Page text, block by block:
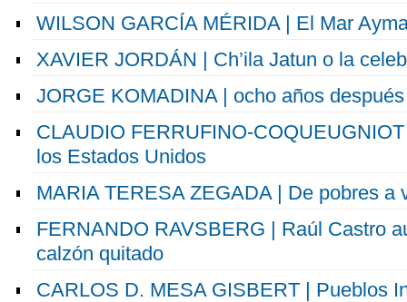
WILSON GARCÍA MÉRIDA | El Mar
XAVIER JORDÁN | Ch’ila Jatun o la
JORGE KOMADINA | ocho años después
CLAUDIO FERRUFINO-
los Estados Unidos
MARIA TERESA ZEGADA | De pobres a
FERNANDO RAVSBERG | Raúl Castro
calzón quitado
CARLOS D. MESA GISBERT | Pueblos